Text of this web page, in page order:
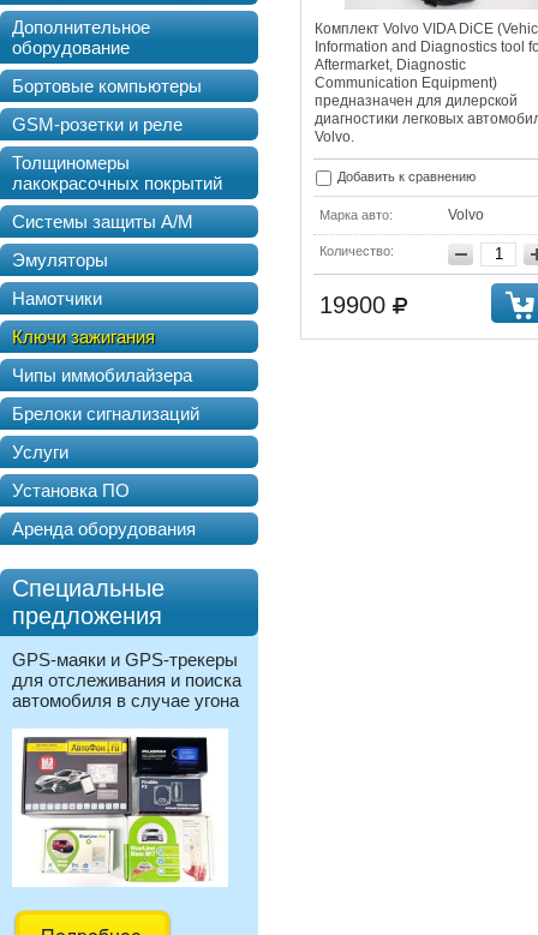
Дополнительное
оборудование
Бортовые компьютеры
GSM-розетки и реле
Толщиномеры
лакокрасочных покрытий
Системы защиты А/М
Эмуляторы
Намотчики
Ключи зажигания
Чипы иммобилайзера
Брелоки сигнализаций
Услуги
Установка ПО
Аренда оборудования
Специальные
предложения
GPS-маяки и GPS-трекеры
для отслеживания и поиска
автомобиля в случае угона
Комплект Volvo VIDA DiCE
Information and Diagnostics tool
Aftermarket, Diagnostic
Communication Equipment)
предназначен для дилерской
диагностики легковых
Volvo.
Добавить к сравнению
Марка авто: Volvo
Количество:
19900